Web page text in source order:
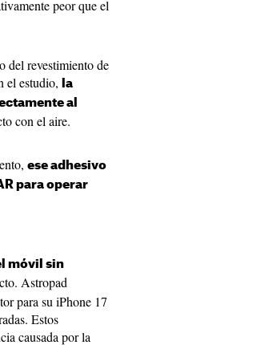
peor que el
del revestimiento de
el estudio,
la
al
con el aire.
ese adhesivo
para operar
móvil sin
Astropad
para su iPhone 17
Estos
causada por la